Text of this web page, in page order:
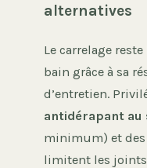
alternatives
Le carrelage
bain grâce à sa
d’entretien.
antidérapant au
minimum) et
limitent les joints